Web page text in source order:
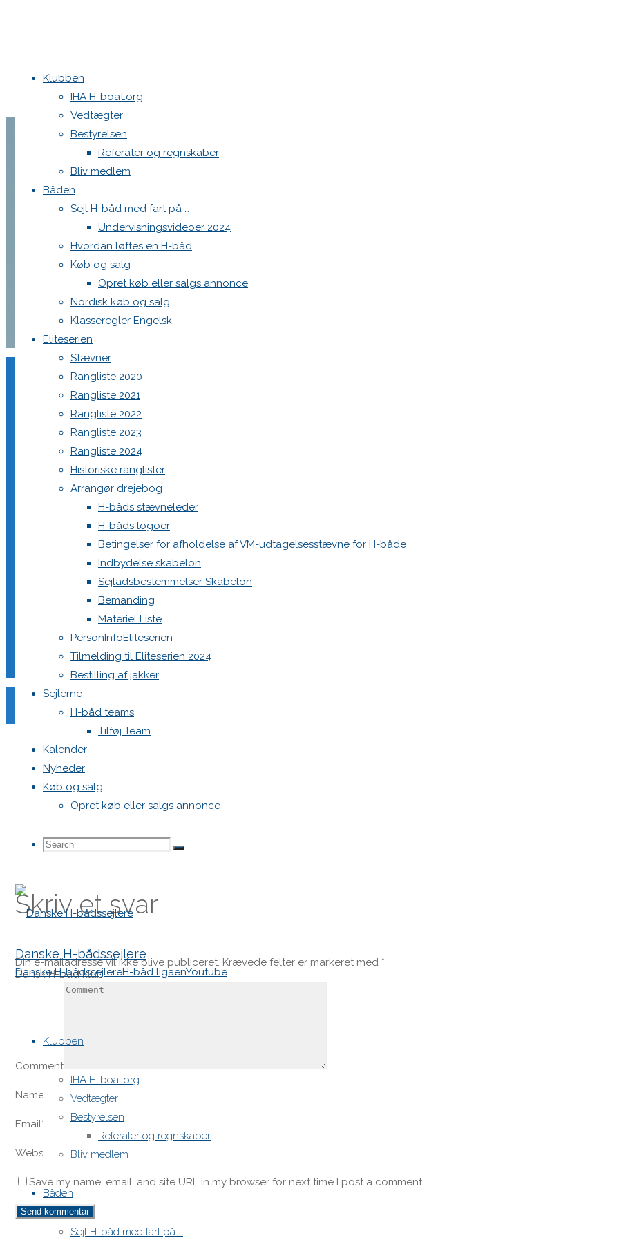
Klubben
IHA H-boat.org
Vedtægter
Bestyrelsen
Referater og regnskaber
Bliv medlem
Båden
Sejl H-båd med fart på …
Undervisningsvideoer 2024
Hvordan løftes en H-båd
Køb og salg
Opret køb eller salgs annonce
Nordisk køb og salg
Klasseregler Engelsk
Eliteserien
Stævner
Rangliste 2020
Rangliste 2021
Rangliste 2022
Rangliste 2023
Rangliste 2024
Historiske ranglister
Arrangør drejebog
H-båds stævneleder
H-båds logoer
Betingelser for afholdelse af VM-udtagelsesstævne for H-både
Indbydelse skabelon
Sejladsbestemmelser Skabelon
Bemanding
Materiel Liste
PersonInfoEliteserien
Tilmelding til Eliteserien 2024
Bestilling af jakker
Sejlerne
H-båd teams
Tilføj Team
Kalender
Nyheder
Køb og salg
Opret køb eller salgs annonce
Search
Search
for:
Search
Danske H-bådssejlere
Dansk H-båd klub
Danske H-bådssejlereH-båd ligaenYoutube
Klubben
IHA H-boat.org
Vedtægter
Bestyrelsen
Referater og regnskaber
Bliv medlem
Båden
Sejl H-båd med fart på …
Home
dm2020_ss2 (129) dm2020_ss2 (129)
dm2020_ss2 (129)
2560 × 1704 pixels
Next image
Skriv et svar
Din e-mailadresse vil ikke blive publiceret. Krævede felter er markeret med *
Comment
Name
Email*
Website
Save my name, email, and site URL in my browser for next time I post a comment.